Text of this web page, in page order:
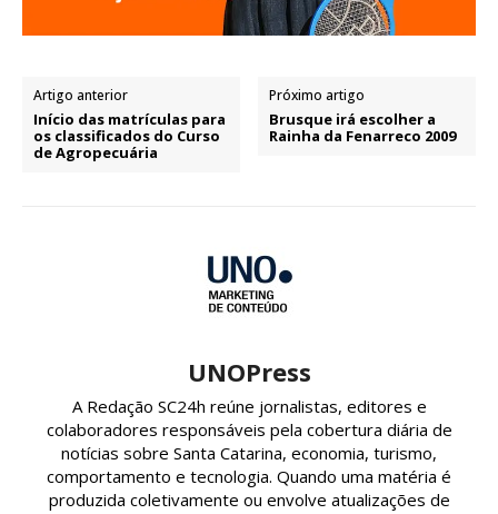
Artigo anterior
Início das matrículas para
os classificados do Curso
de Agropecuária
Próximo artigo
Brusque irá escolher a
Rainha da Fenarreco 2009
UNOPress
A Redação SC24h reúne jornalistas, editores e
colaboradores responsáveis pela cobertura diária de
notícias sobre Santa Catarina, economia, turismo,
comportamento e tecnologia. Quando uma matéria é
produzida coletivamente ou envolve atualizações de